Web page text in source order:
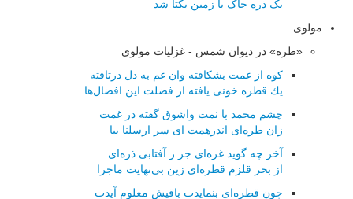
یک ذره خاک با زمین یکتا شد
مولوی
«طره» در دیوان شمس - غزلیات مولوی
كوه از غمت بشكافته وان غم به دل درتافته
یك قطره خونی یافته از فضلت این افضال‌ها
چشم محمد با نمت واشوق گفته در غمت
زان طره‌ای اندرهمت ای سر ارسلنا بیا
آخر چه گوید غره‌ای جز ز آفتابی ذره‌ای
از بحر قلزم قطره‌ای زین بی‌نهایت ماجرا
چون قطره‌ای بنمایدت باقیش معلوم آیدت